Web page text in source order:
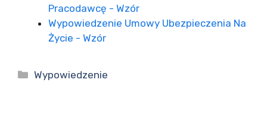
Pracodawcę - Wzór
Wypowiedzenie Umowy Ubezpieczenia Na
Życie - Wzór
Kategorie
Wypowiedzenie